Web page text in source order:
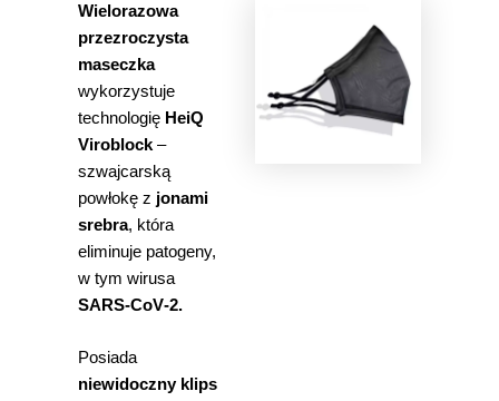
Wielorazowa
przezroczysta
maseczka
wykorzystuje
technologię HeiQ
Viroblock –
szwajcarską
powłokę z jonami
srebra, która
eliminuje patogeny,
w tym wirusa
SARS‑CoV‑2.
Posiada
niewidoczny klips